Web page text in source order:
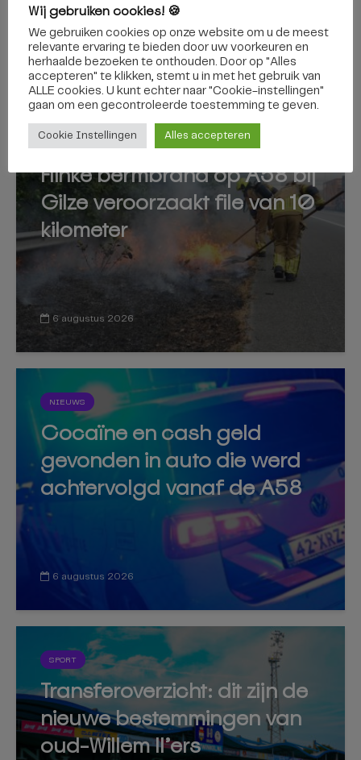
naar Moergestel
Dit vind je misschien ook interessant
Flinke bermbrand op A58 bij
Gilze veroorzaakt file van 10
kilometer
6 augustus 2026
NIEUWS
Cocaïne en cash geld
gevonden in auto die werd
achtervolgd vanaf de A58
6 augustus 2026
SPORT
Transferoverzicht: dit zijn de
nieuwe bestemmingen van
oud-Willem II’ers
Wij gebruiken cookies! 🍪
We gebruiken cookies op onze website om u de meest
relevante ervaring te bieden door uw voorkeuren en
herhaalde bezoeken te onthouden. Door op "Alles
accepteren" te klikken, stemt u in met het gebruik van
ALLE cookies. U kunt echter naar "Cookie-instellingen"
gaan om een ​​gecontroleerde toestemming te geven.
Cookie Instellingen Alles accepteren